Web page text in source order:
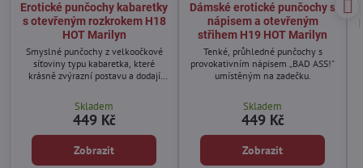
Erotické punčochy kabaretky
s otevřeným rozkrokem H18
HOT Marilyn
Smyslné punčochy z velkoočkové
síťoviny typu kabaretka, které
krásně zvýrazní postavu a dodají
Skladem
449 Kč
Zobrazit
Dámské erotické punčochy s
nápisem a otevřeným
střihem H19 HOT Marilyn
Tenké, průhledné punčochy s
provokativním nápisem „BAD ASS!"
umístěným na zadečku.
Skladem
449 Kč
Zobrazit